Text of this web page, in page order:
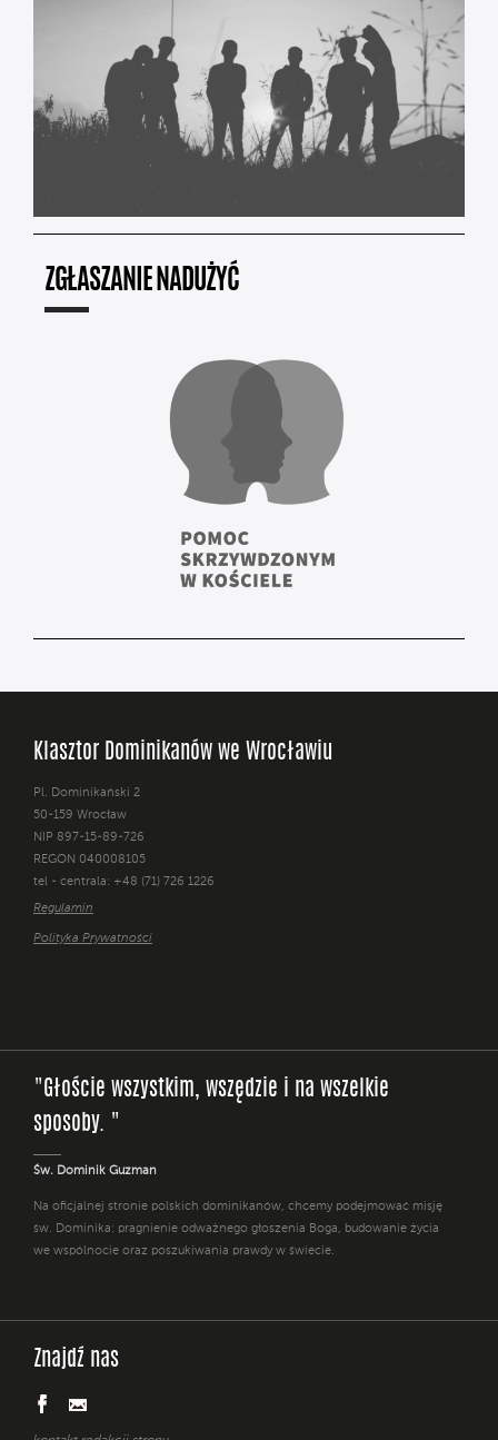
ZGŁASZANIE NADUŻYĆ
Klasztor Dominikanów we Wrocławiu
Pl. Dominikański 2
50-159 Wrocław
NIP 897-15-89-726
REGON 040008105
tel - centrala: +48 (71) 726 1226
Regulamin
Polityka Prywatności
"Głoście wszystkim, wszędzie i na wszelkie
sposoby. "
Św. Dominik Guzman
Na oficjalnej stronie polskich dominikanów, chcemy podejmować misję
św. Dominika: pragnienie odważnego głoszenia Boga, budowanie życia
we wspólnocie oraz poszukiwania prawdy w świecie.
Znajdź nas